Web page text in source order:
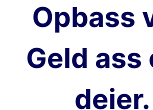
Opbass
Geld ass
deier.